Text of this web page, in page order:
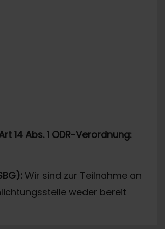
Abs. 1 ODR-Verordnung:
Wir sind zur Teilnahme an
weder bereit